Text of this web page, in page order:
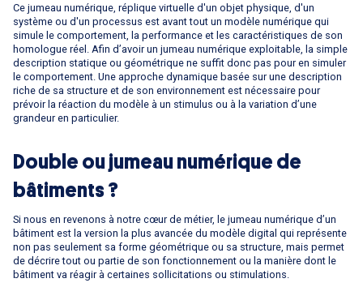
Ce jumeau numérique, réplique virtuelle d'un objet physique, d'un
système ou d'un processus est avant tout un modèle numérique qui
simule le comportement, la performance et les caractéristiques de son
homologue réel. Afin d’avoir un jumeau numérique exploitable, la simple
description statique ou géométrique ne suffit donc pas pour en simuler
le comportement. Une approche dynamique basée sur une description
riche de sa structure et de son environnement est nécessaire pour
prévoir la réaction du modèle à un stimulus ou à la variation d’une
grandeur en particulier.
Double ou jumeau numérique de
bâtiments ?
Si nous en revenons à notre cœur de métier, le jumeau numérique d’un
bâtiment est la version la plus avancée du modèle digital qui représente
non pas seulement sa forme géométrique ou sa structure, mais permet
de décrire tout ou partie de son fonctionnement ou la manière dont le
bâtiment va réagir à certaines sollicitations ou stimulations.